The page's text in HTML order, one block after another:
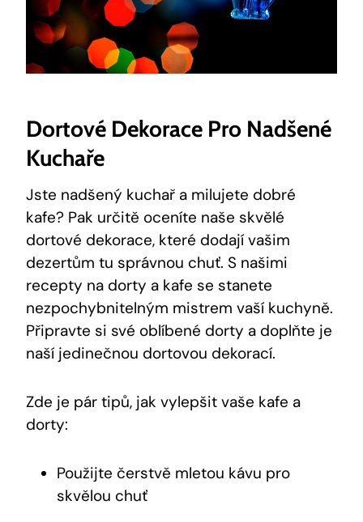
Dortové Dekorace Pro Nadšené
Kuchaře
Jste nadšený kuchař a milujete dobré
kafe? Pak určitě oceníte naše skvělé
dortové dekorace, které dodají vašim
dezertům tu správnou chuť. S našimi
recepty na dorty a kafe se stanete
nezpochybnitelným mistrem vaší kuchyně.
Připravte si své oblíbené dorty a doplňte je
naší jedinečnou dortovou dekorací.
Zde je pár tipů, jak vylepšit vaše kafe a
dorty:
Použijte čerstvě mletou kávu pro
skvělou chuť